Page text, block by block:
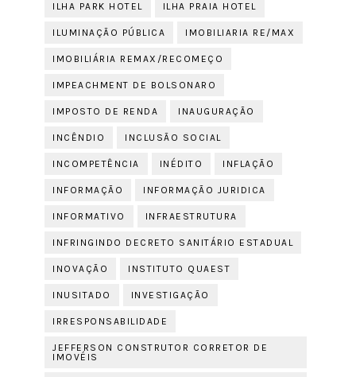
ILHA PARK HOTEL ILHA PRAIA HOTEL
ILUMINAÇÃO PÚBLICA IMOBILIARIA RE/MAX
IMOBILIÁRIA REMAX/RECOMEÇO
IMPEACHMENT DE BOLSONARO
IMPOSTO DE RENDA INAUGURAÇÃO
INCÊNDIO INCLUSÃO SOCIAL
INCOMPETÊNCIA INÉDITO INFLAÇÃO
INFORMAÇÃO INFORMAÇÃO JURIDICA
INFORMATIVO INFRAESTRUTURA
INFRINGINDO DECRETO SANITÁRIO ESTADUAL
INOVAÇÃO INSTITUTO QUAEST
INUSITADO INVESTIGAÇÃO
IRRESPONSABILIDADE
JEFFERSON CONSTRUTOR CORRETOR DE
IMOVÉIS